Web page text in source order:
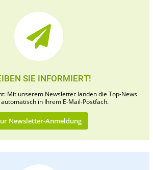
SIE INFORMIERT!
Mit unserem Newsletter landen die Top-News
in Ihrem E-Mail-Postfach.
Newsletter-Anmeldung